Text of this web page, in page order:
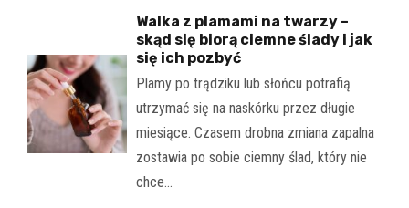
Walka z plamami na twarzy –
skąd się biorą ciemne ślady i jak
się ich pozbyć
Plamy po trądziku lub słońcu potrafią
utrzymać się na naskórku przez długie
miesiące. Czasem drobna zmiana zapalna
zostawia po sobie ciemny ślad, który nie
chce…